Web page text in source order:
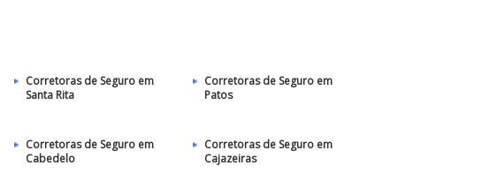
Corretoras de Seguro em
Santa Rita
Corretoras de Seguro em
Patos‎
Corretoras de Seguro em
Cabedelo
Corretoras de Seguro em
Cajazeiras